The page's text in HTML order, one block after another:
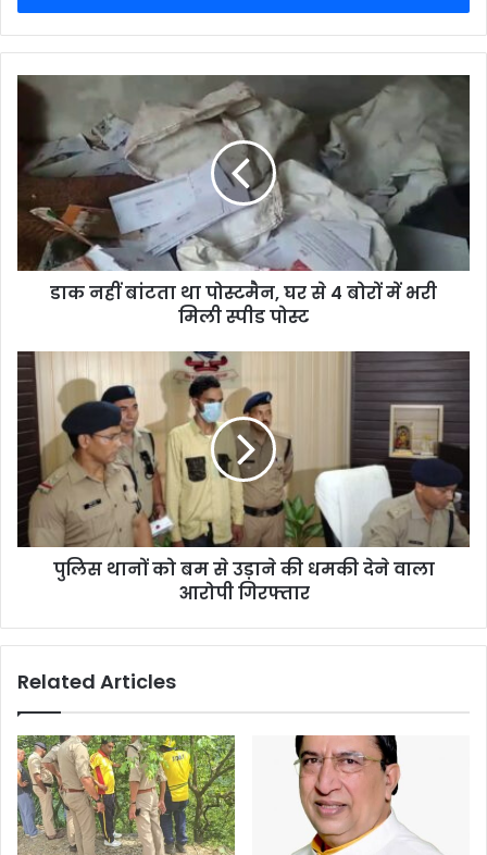
डाक नहीं बांटता था पोस्टमैन, घर से 4 बोरों में भरी
मिली स्पीड पोस्ट
पुलिस थानों को बम से उड़ाने की धमकी देने वाला
आरोपी गिरफ्तार
Related Articles